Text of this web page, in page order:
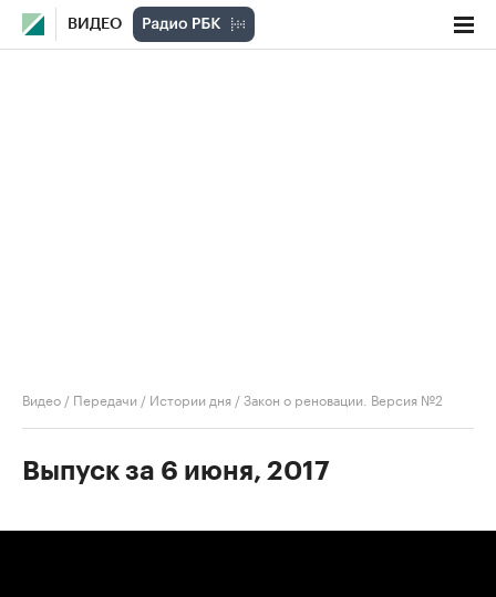
ВИДЕО
Видео / Передачи / Истории дня /Закон о реновации. Версия №2
Выпуск за 6 июня, 2017